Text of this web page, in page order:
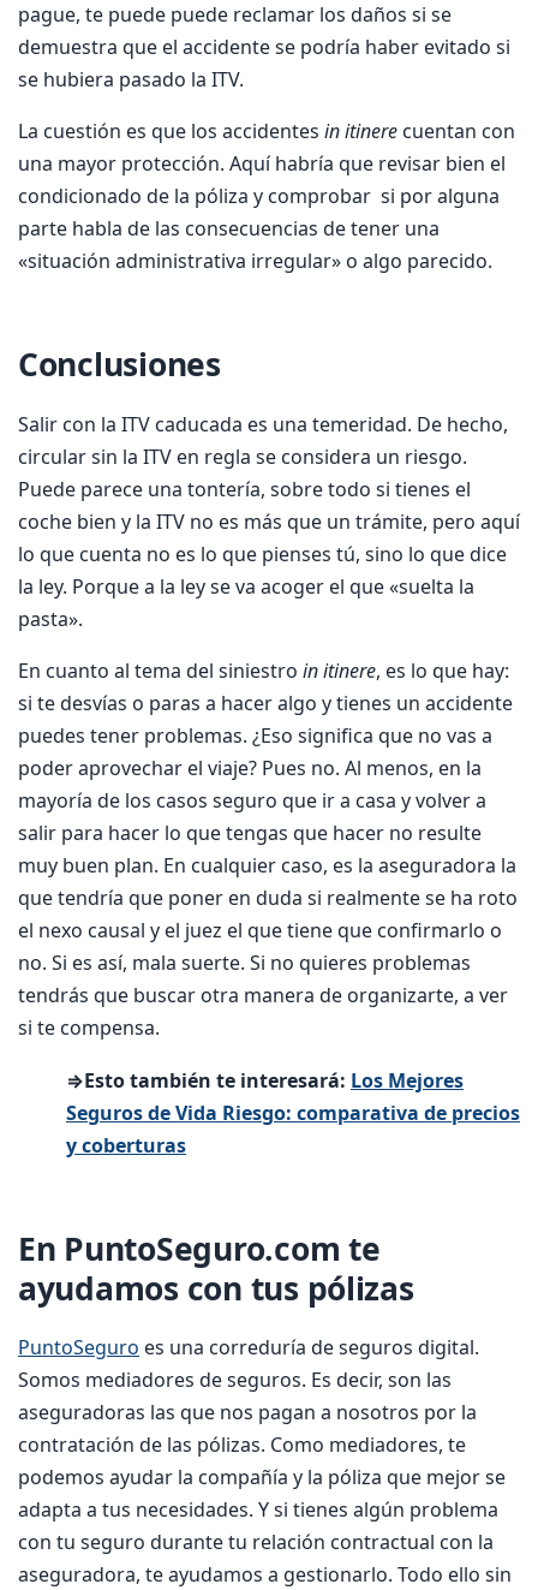
pague, te puede puede reclamar los daños si se
demuestra que el accidente se podría haber evitado si
se hubiera pasado la ITV.
La cuestión es que los accidentes in itinere cuentan con
una mayor protección. Aquí habría que revisar bien el
condicionado de la póliza y comprobar si por alguna
parte habla de las consecuencias de tener una
«situación administrativa irregular» o algo parecido.
Conclusiones
Salir con la ITV caducada es una temeridad. De hecho,
circular sin la ITV en regla se considera un riesgo.
Puede parece una tontería, sobre todo si tienes el
coche bien y la ITV no es más que un trámite, pero aquí
lo que cuenta no es lo que pienses tú, sino lo que dice
la ley. Porque a la ley se va acoger el que «suelta la
pasta».
En cuanto al tema del siniestro in itinere, es lo que hay:
si te desvías o paras a hacer algo y tienes un accidente
puedes tener problemas. ¿Eso significa que no vas a
poder aprovechar el viaje? Pues no. Al menos, en la
mayoría de los casos seguro que ir a casa y volver a
salir para hacer lo que tengas que hacer no resulte
muy buen plan. En cualquier caso, es la aseguradora la
que tendría que poner en duda si realmente se ha roto
el nexo causal y el juez el que tiene que confirmarlo o
no. Si es así, mala suerte. Si no quieres problemas
tendrás que buscar otra manera de organizarte, a ver
si te compensa.
⇒Esto también te interesará: Los Mejores
Seguros de Vida Riesgo: comparativa de precios
y coberturas
En PuntoSeguro.com te
ayudamos con tus pólizas
PuntoSeguro es una correduría de seguros digital.
Somos mediadores de seguros. Es decir, son las
aseguradoras las que nos pagan a nosotros por la
contratación de las pólizas. Como mediadores, te
podemos ayudar la compañía y la póliza que mejor se
adapta a tus necesidades. Y si tienes algún problema
con tu seguro durante tu relación contractual con la
aseguradora, te ayudamos a gestionarlo. Todo ello sin